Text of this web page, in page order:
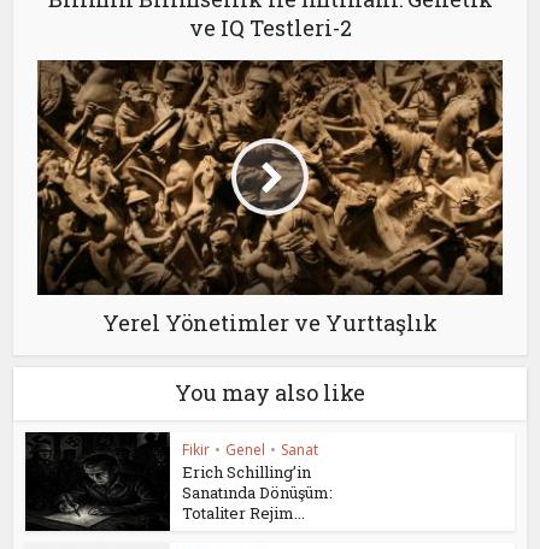
ve IQ Testleri-2
Yerel Yönetimler ve Yurttaşlık
You may also like
Fikir • Genel • Sanat
Erich Schilling’in
Sanatında Dönüşüm:
Totaliter Rejim...